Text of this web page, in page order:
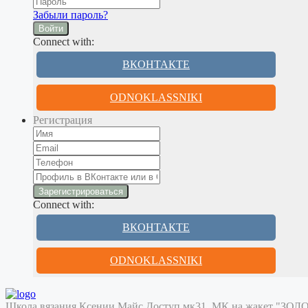
Забыли пароль?
Войти
Connect with:
ВКОНТАКТЕ
ODNOKLASSNIKI
Регистрация
Connect with:
ВКОНТАКТЕ
ODNOKLASSNIKI